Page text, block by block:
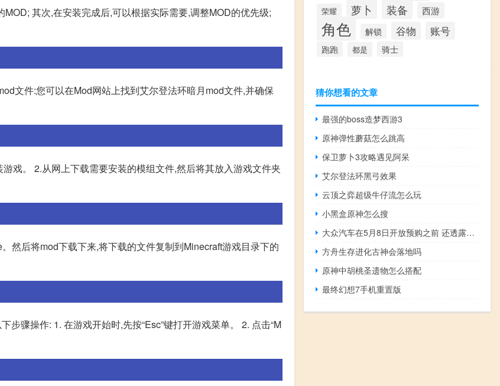
其次,在安装完成后,可以根据实际需要,调整MOD的优先级;
文件:您可以在Mod网站上找到艾尔登法环暗月mod文件,并确保
戏。 2.从网上下载需要安装的模组文件,然后将其放入游戏文件夹
然后将mod下载下来,将下载的文件复制到Minecraft游戏目录下的
骤操作: 1. 在游戏开始时,先按“Esc”键打开游戏菜单。 2. 点击“M
荣耀 萝卜 装备 西游
角色 解锁 谷物 账号
跑跑 都是 骑士
猜你想看的文章
最强的boss造梦西游3
原神弹性蘑菇怎么跳高
保卫萝卜3攻略遇见阿呆
艾尔登法环黑弓效果
云顶之弈超级牛仔流怎么玩
小黑盒原神怎么搜
大众汽车在5月8日开放预购之前 还透露了其新电动汽车的更多预告片
方舟生存进化古神会落地吗
原神中胡桃圣遗物怎么搭配
最终幻想7手机重置版